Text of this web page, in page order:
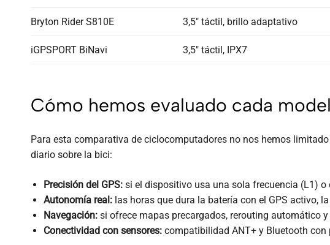
Bryton Rider S810E 3,5″ táctil, brillo adaptativo
iGPSPORT BiNavi 3,5″ táctil, IPX7
Cómo hemos evaluado cada
Para esta comparativa de ciclocomputadores no nos hemos
diario sobre la bici:
Precisión del GPS:si el dispositivo usa una sola frecuencia (L1)
Autonomía real:las horas que dura la batería con el GPS activo,
Navegación:si ofrece mapas precargados, rerouting automático
Conectividad con sensores:compatibilidad ANT+ y Bluetooth con